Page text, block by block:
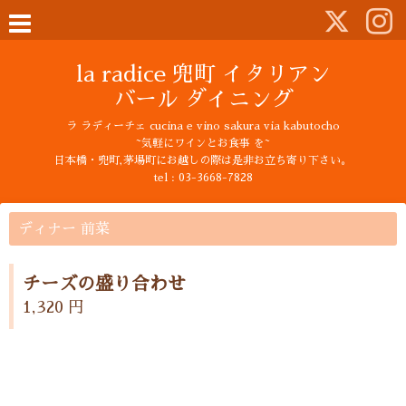
la radice 兜町 イタリアン
バール ダイニング
ラ ラディーチェ cucina e vino sakura via kabutocho
~気軽にワインとお食事 を~
日本橋・兜町,茅場町にお越しの際は是非お立ち寄り下さい。
tel : 03-3668-7828
ディナー 前菜
チーズの盛り合わせ
1,320 円